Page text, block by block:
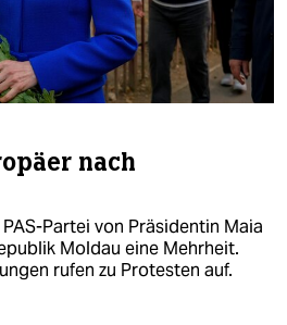
nach
Partei von Präsidentin Maia
Moldau eine Mehrheit.
rufen zu Protesten auf.